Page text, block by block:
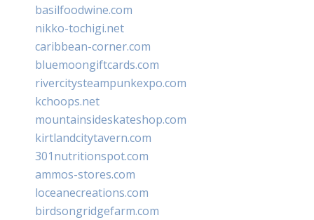
basilfoodwine.com
nikko-tochigi.net
caribbean-corner.com
bluemoongiftcards.com
rivercitysteampunkexpo.com
kchoops.net
mountainsideskateshop.com
kirtlandcitytavern.com
301nutritionspot.com
ammos-stores.com
loceanecreations.com
birdsongridgefarm.com